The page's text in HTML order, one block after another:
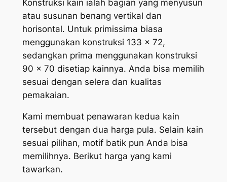
Konstruksi kain ialah bagian yang menyusun
atau susunan benang vertikal dan
horisontal. Untuk primissima biasa
menggunakan konstruksi 133 x 72,
sedangkan prima menggunakan konstruksi
90 x 70 disetiap kainnya. Anda bisa memilih
sesuai dengan selera dan kualitas
pemakaian.
Kami membuat penawaran kedua kain
tersebut dengan dua harga pula. Selain kain
sesuai pilihan, motif batik pun Anda bisa
memilihnya. Berikut harga yang kami
tawarkan.